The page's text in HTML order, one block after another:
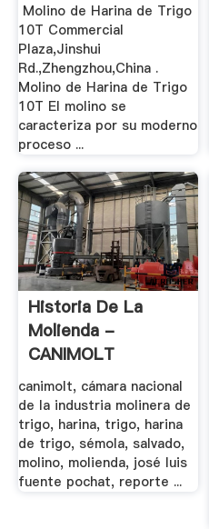
Molino de Harina de Trigo
10T Commercial
Plaza,Jinshui
Rd.,Zhengzhou,China .
Molino de Harina de Trigo
10T El molino se
caracteriza por su moderno
proceso ...
Historia De La
Molienda -
CANIMOLT
canimolt, cámara nacional
de la industria molinera de
trigo, harina, trigo, harina
de trigo, sémola, salvado,
molino, molienda, josé luis
fuente pochat, reporte ...